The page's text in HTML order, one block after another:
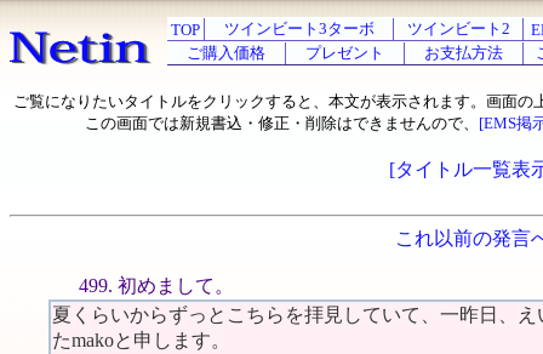
TOP ツインビート3ターボ ツインビート2
ご購入価格
プレゼント お支払方法
ご覧になりたいタイトルをクリックすると、本文が表示されます。画面の
この画面では新規書込・修正・削除はできませんので、 [EMS掲
[タイトル一覧表
これ以前の発言
499. 初めまして。
夏くらいからずっとこちらを拝見していて、一昨日、
たmakoと申します。